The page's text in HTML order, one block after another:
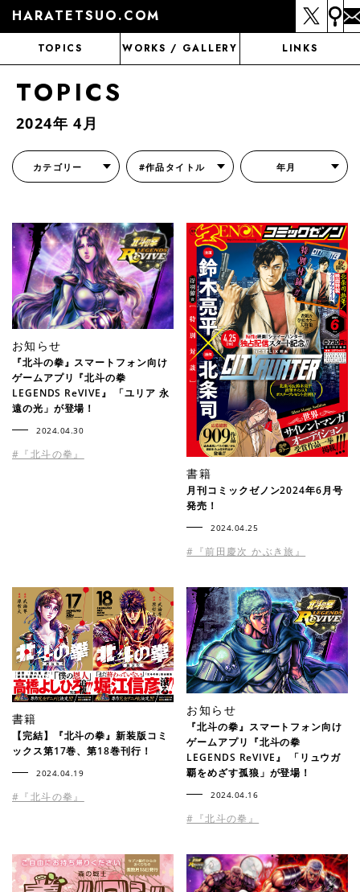
HARATETSUO.COM
TOPICS WORKS / GALLERY LINKS
TOPICS
2024年 4月
カテゴリー #作品タイトル 年月
お知らせ
『北斗の拳』スマートフォン向け
ゲームアプリ『北斗の拳
LEGENDS ReVIVE』 「ユリア 永
遠の光」が登場！
2024.04.30
#『北斗の拳』
書籍
月刊コミックゼノン2024年6月号
発売！
2024.04.25
#『前田慶次 かぶき旅』
書籍
【完結】『北斗の拳』新装版コミ
ックス第17巻、第18巻刊行！
2024.04.19
#『北斗の拳』
お知らせ
『北斗の拳』スマートフォン向け
ゲームアプリ『北斗の拳
LEGENDS ReVIVE』 「リュウガ
覇をめざす孤狼」が登場！
2024.04.16
#『北斗の拳』